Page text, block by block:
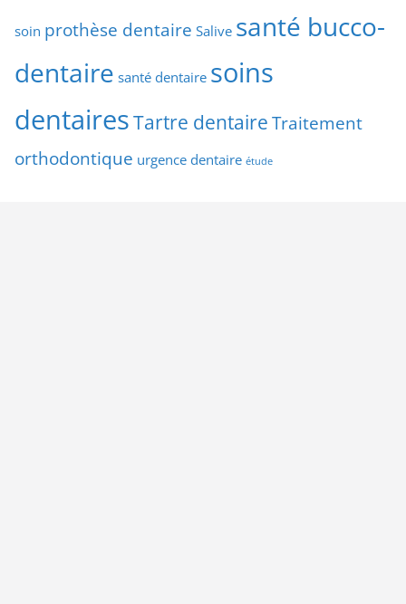
soin prothèse dentaire Salive santé bucco-
dentaire santé dentaire soins
dentairesTartre dentaire Traitement
orthodontique urgence dentaire étude